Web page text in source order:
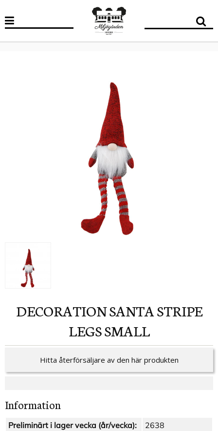
DECORATION SANTA STRIPE
LEGS SMALL
Hitta återförsäljare av den här produkten
Information
Preliminärt i lager vecka (år/vecka):
2638